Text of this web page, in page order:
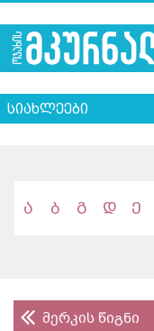
შესახებ
სიახლეები
ა ბ გ დ ე
მერკის წიგნი